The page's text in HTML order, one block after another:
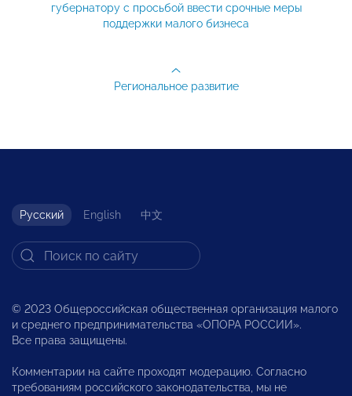
губернатору с просьбой ввести срочные меры
поддержки малого бизнеса
Региональное развитие
Русский English 中文
© 2023 Общероссийская общественная организация малого
и среднего предпринимательства «ОПОРА РОССИИ».
Все права защищены.
Комментарии на сайте проходят модерацию. Согласно
требованиям российского законодательства, мы не